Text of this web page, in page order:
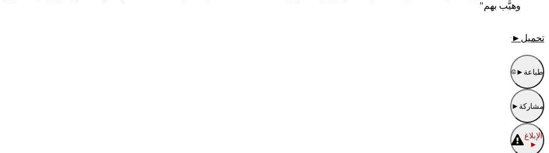
وهيَّب بهم"
تحميل ►
طباعة ►
مشاركة ►
الإبلاغ
►